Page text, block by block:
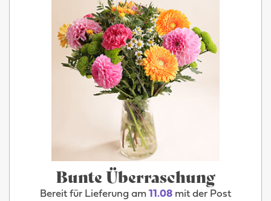
Bunte Überraschung
Bereit für Lieferung am 11.08 mit der Post